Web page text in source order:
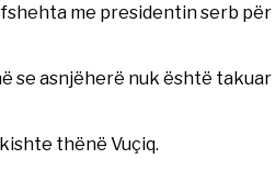
me presidentin serb për
se asnjëherë nuk është takuar
thënë Vuçiq.